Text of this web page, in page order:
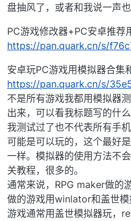
盘抽风了，或者和我说一声
PC游戏修改器+PC安卓推荐
https://pan.quark.cn/s/
安卓玩PC游戏用模拟器合集
https://pan.quark.cn/s/
不是所有游戏我都用模拟器
出来，可以看我标题写的什
我测试过了也不代表所有手
可能是可以玩的，这个最好
一样。模拟器的使用方法不
关教程，很多的。
通常来说，RPG maker做的
做的游戏用winlator和盖世
游戏通常用盖世模拟器玩，